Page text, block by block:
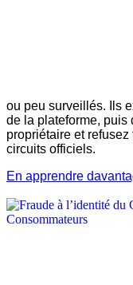
ou peu surveillés. Ils
de la plateforme, puis
propriétaire et
circuits officiels.
En apprendre